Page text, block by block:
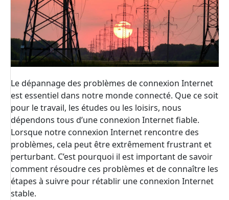
Le dépannage des problèmes de connexion Internet
est essentiel dans notre monde connecté. Que ce soit
pour le travail, les études ou les loisirs, nous
dépendons tous d’une connexion Internet fiable.
Lorsque notre connexion Internet rencontre des
problèmes, cela peut être extrêmement frustrant et
perturbant. C’est pourquoi il est important de savoir
comment résoudre ces problèmes et de connaître les
étapes à suivre pour rétablir une connexion Internet
stable.